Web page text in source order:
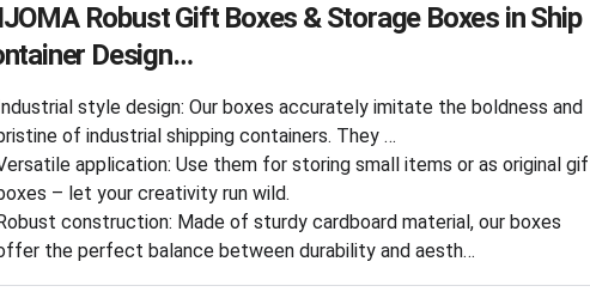
Robust Gift Boxes & Storage Boxes in Ship
Design…
Industrial style design: Our boxes accurately imitate the boldness and
of industrial shipping containers. They …
application: Use them for storing small items or as original
– let your creativity run wild.
Robust construction: Made of sturdy cardboard material, our boxes
the perfect balance between durability and aesth…